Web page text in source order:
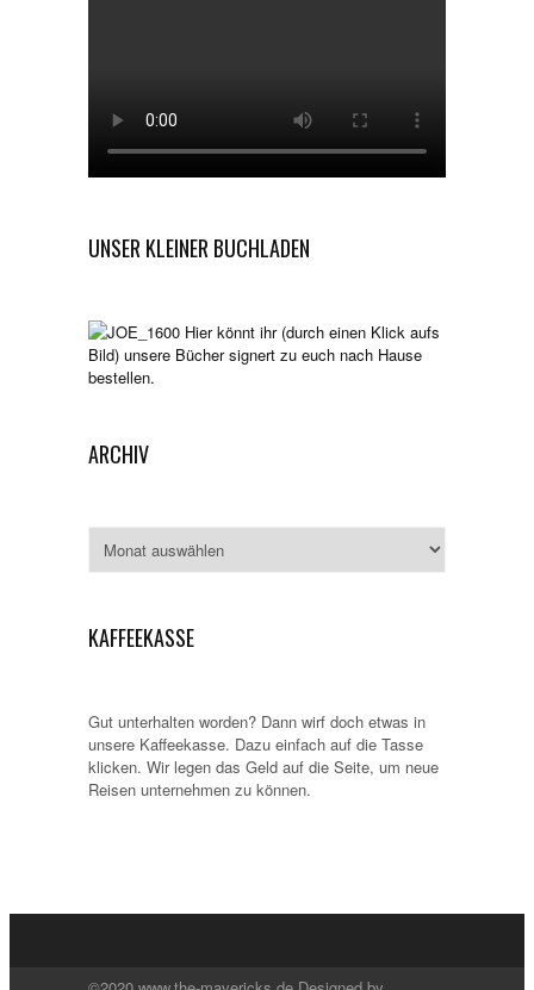
UNSER KLEINER BUCHLADEN
Hier könnt ihr (durch einen Klick aufs
Bild) unsere Bücher signert zu euch nach Hause
bestellen.
ARCHIV
KAFFEEKASSE
Gut unterhalten worden? Dann wirf doch etwas in
unsere Kaffeekasse. Dazu einfach auf die Tasse
klicken. Wir legen das Geld auf die Seite, um neue
Reisen unternehmen zu können.